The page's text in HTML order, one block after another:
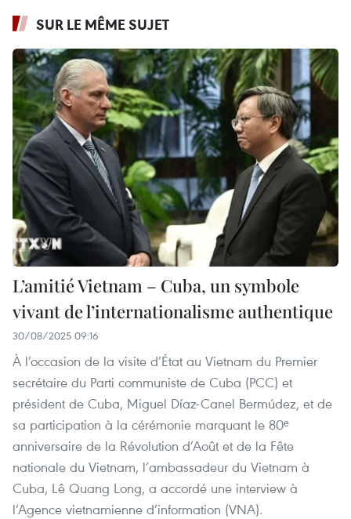
SUR LE MÊME SUJET
L’amitié Vietnam – Cuba, un symbole
vivant de l’internationalisme authentique
30/08/2025 09:16
À l’occasion de la visite d’État au Vietnam du Premier
secrétaire du Parti communiste de Cuba (PCC) et
président de Cuba, Miguel Díaz-Canel Bermúdez, et de
sa participation à la cérémonie marquant le 80ᵉ
anniversaire de la Révolution d’Août et de la Fête
nationale du Vietnam, l’ambassadeur du Vietnam à
Cuba, Lê Quang Long, a accordé une interview à
l’Agence vietnamienne d’information (VNA).